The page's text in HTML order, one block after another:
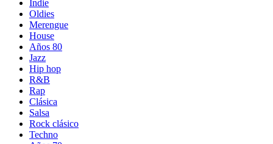
Indie
Oldies
Merengue
House
Años 80
Jazz
Hip hop
R&B
Rap
Clásica
Salsa
Rock clásico
Techno